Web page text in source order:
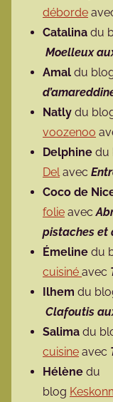
déborde
Catalina du
Moelleux
Amal du
Natly du
voozenoo
Delphine du
Del avec
Coco de
folie avec
pistaches et
Émeline du
cuisiné avec
Ilhem du
Clafoutis
Salima du
cuisine avec
Hélène du
blog